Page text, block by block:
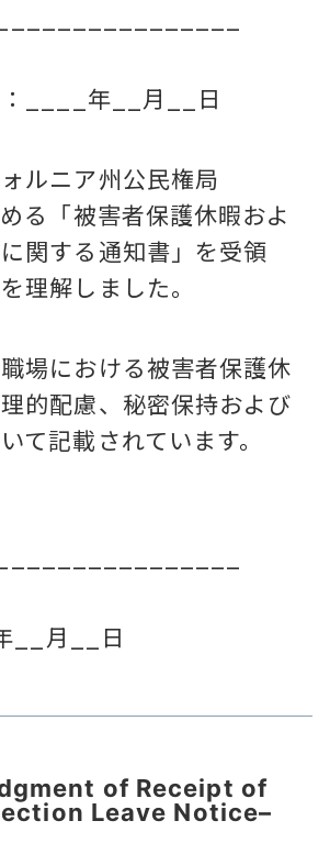
____年__月__日
ルニア州公民権局
める「被害者保護休暇およ
関する通知書」を受領
理解しました。
場における被害者保護休
的配慮、秘密保持および
て記載されています。
__月__日
of Receipt of
Leave Notice–